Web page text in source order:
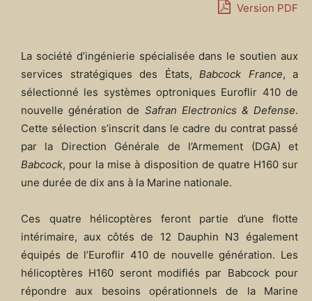
Version PDF
La société d’ingénierie spécialisée dans le soutien aux
services stratégiques des États, Babcock France, a
sélectionné les systèmes optroniques Euroflir 410 de
nouvelle génération de Safran Electronics & Defense.
Cette sélection s’inscrit dans le cadre du contrat passé
par la Direction Générale de l’Armement (DGA) et
Babcock, pour la mise à disposition de quatre H160 sur
une durée de dix ans à la Marine nationale.
Ces quatre hélicoptères feront partie d’une flotte
intérimaire, aux côtés de 12 Dauphin N3 également
équipés de l’Euroflir 410 de nouvelle génération. Les
hélicoptères H160 seront modifiés par Babcock pour
répondre aux besoins opérationnels de la Marine